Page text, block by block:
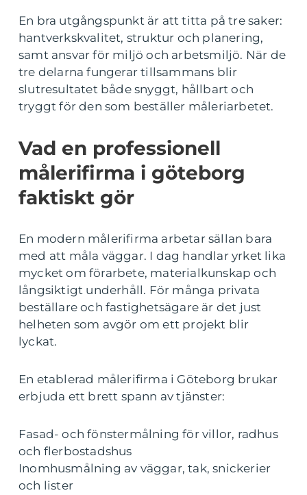
En bra utgångspunkt är att titta på tre saker:
hantverkskvalitet, struktur och planering,
samt ansvar för miljö och arbetsmiljö. När de
tre delarna fungerar tillsammans blir
slutresultatet både snyggt, hållbart och
tryggt för den som beställer måleriarbetet.
Vad en professionell
målerifirma i göteborg
faktiskt gör
En modern målerifirma arbetar sällan bara
med att måla väggar. I dag handlar yrket lika
mycket om förarbete, materialkunskap och
långsiktigt underhåll. För många privata
beställare och fastighetsägare är det just
helheten som avgör om ett projekt blir
lyckat.
En etablerad målerifirma i Göteborg brukar
erbjuda ett brett spann av tjänster:
Fasad- och fönstermålning för villor, radhus
och flerbostadshus
Inomhusmålning av väggar, tak, snickerier
och lister